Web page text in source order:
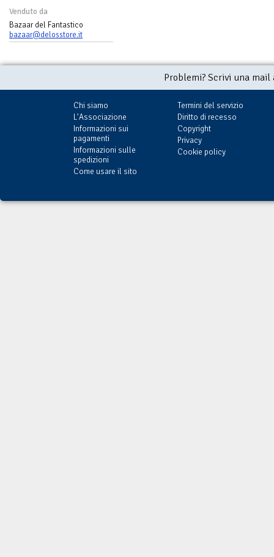
Venduto da
Bazaar del Fantastico
bazaar@delosstore.it
Problemi? Scrivi una
Chi siamo
L'Associazione
Informazioni sui
pagamenti
Informazioni sulle
spedizioni
Come usare il sito
Termini del servizio
Diritto di recesso
Copyright
Privacy
Cookie policy